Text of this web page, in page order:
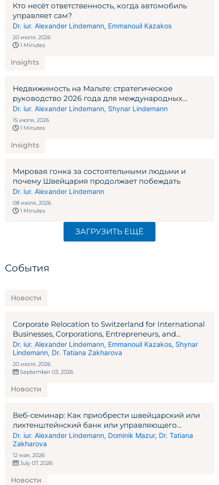
Кто несёт ответственность, когда автомобиль
управляет сам?
Dr. iur. Alexander Lindemann, Emmanouil Kazakos
20 июля, 2026
1 Minutes
Insights
Недвижимость на Мальте: стратегическое
руководство 2026 года для международных
инвесторов
Dr. iur. Alexander Lindemann, Shynar Lindemann
15 июля, 2026
1 Minutes
Insights
Мировая гонка за состоятельными людьми и
почему Швейцария продолжает побеждать
Dr. iur. Alexander Lindemann
08 июля, 2026
1 Minutes
ЗАГРУЗИТЬ ЕЩЁ
События
Новости
Corporate Relocation to Switzerland for International
Businesses, Corporations, Entrepreneurs, and
Investors
Dr. iur. Alexander Lindemann, Emmanouil Kazakos, Shynar
Lindemann, Dr. Tatiana Zakharova
20 июля, 2026
September 03, 2026
Новости
Веб-семинар: Как приобрести швейцарский или
лихтенштейнский банк или управляющего
активами
Dr. iur. Alexander Lindemann, Dominik Mazur, Dr. Tatiana
Zakharova
12 мая, 2026
July 07, 2026
Новости